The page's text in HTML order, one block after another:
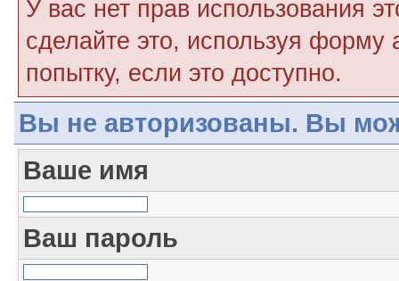
У вас нет прав использования
сделайте это, используя форму
попытку, если это доступно.
Вы не авторизованы. Вы
Ваше имя
Ваш пароль